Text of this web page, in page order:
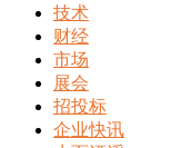
技术
财经
市场
展会
招投标
企业快讯